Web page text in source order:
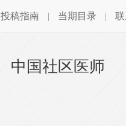
投稿指南 | 当期目录 |
中国社区医师